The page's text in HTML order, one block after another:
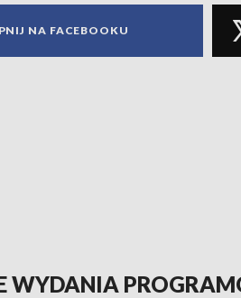
NA FACEBOOKU
WYDANIA